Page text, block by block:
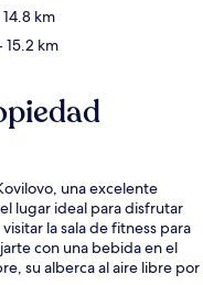
km
15.2 km
una excelente
lugar ideal para disfrutar
la sala de fitness para
con una bebida en el
su alberca al aire libre por